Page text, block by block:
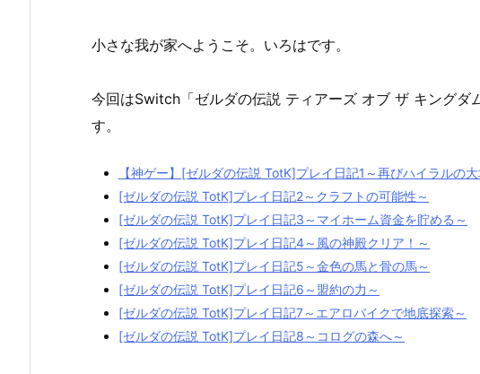
小さな我が家へようこそ。いろはです。
今回はSwitch「ゼルダの伝説 ティアーズ オブ ザ キングダ
す。
【神ゲー】[ゼルダの伝説 TotK]プレイ日記1～再びハイラルの大
[ゼルダの伝説 TotK]プレイ日記2～クラフトの可能性～
[ゼルダの伝説 TotK]プレイ日記3～マイホーム資金を貯める～
[ゼルダの伝説 TotK]プレイ日記4～風の神殿クリア！～
[ゼルダの伝説 TotK]プレイ日記5～金色の馬と骨の馬～
[ゼルダの伝説 TotK]プレイ日記6～盟約の力～
[ゼルダの伝説 TotK]プレイ日記7～エアロバイクで地底探索～
[ゼルダの伝説 TotK]プレイ日記8～コログの森へ～